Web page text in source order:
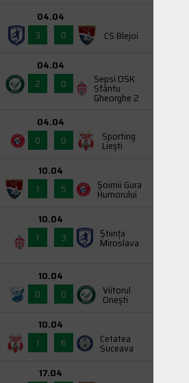
04.04
3
0 CS Blejoi
04.04
2
0 Sepsi OSK
Sfântu
Gheorghe 2
04.04
0
0 Sporting
Liești
10.04
1
5 Şoimii Gura
Humorului
10.04
1
3 Știința
Miroslava
10.04
0
0 Viitorul
Onești
10.04
1
6 Cetatea
Suceava
17.04